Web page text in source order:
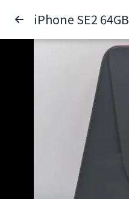
iPhone SE2 64GB